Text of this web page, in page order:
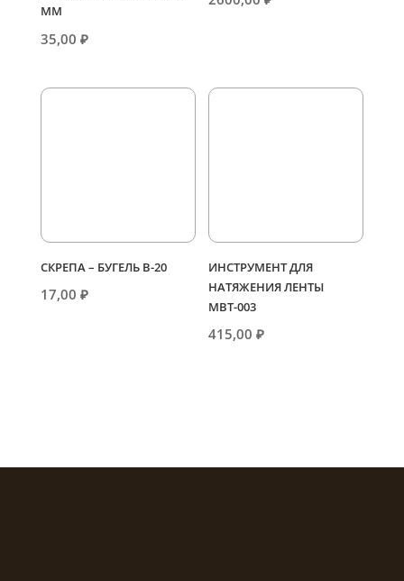
ММ
35,00 ₽
СКРЕПА – БУГЕЛЬ В-20
17,00 ₽
ИНСТРУМЕНТ ДЛЯ
НАТЯЖЕНИЯ ЛЕНТЫ
МВТ-003
415,00₽